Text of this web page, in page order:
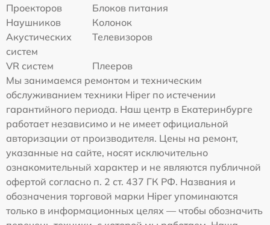
Проекторов
Блоков питания
Наушников
Колонок
Акустических
систем
Телевизоров
VR систем
Плееров
Мы занимаемся ремонтом и техническим
обслуживанием техники Hiper по истечении
гарантийного периода. Наш центр в Екатеринбурге
работает независимо и не имеет официальной
авторизации от производителя. Цены на ремонт,
указанные на сайте, носят исключительно
ознакомительный характер и не являются публичной
офертой согласно п. 2 ст. 437 ГК РФ. Названия и
обозначения торговой марки Hiper упоминаются
только в информационных целях — чтобы обозначить